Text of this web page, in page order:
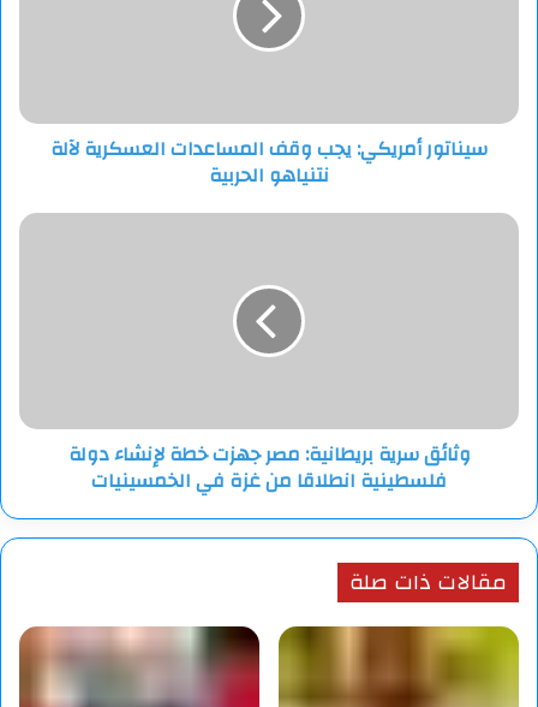
الحربية
سيناتور أمريكي: يجب وقف المساعدات العسكرية لآلة
نتنياهو الحربية
وثائق
فلسطينية
انطلاقا
في
وثائق سرية بريطانية: مصر جهزت خطة لإنشاء دولة
فلسطينية انطلاقا من غزة في الخمسينيات
مقالات ذات صلة